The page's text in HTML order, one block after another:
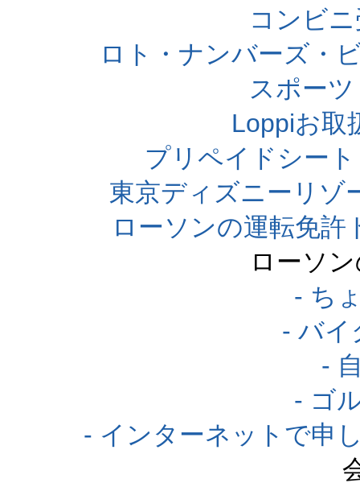
コンビ
ロト・ナンバーズ・
スポー
Loppiお取
プリペイドシー
東京ディズニーリゾ
ローソンの運転免
ローソ
- ち
- バイ
-
- ゴ
- インターネットで申